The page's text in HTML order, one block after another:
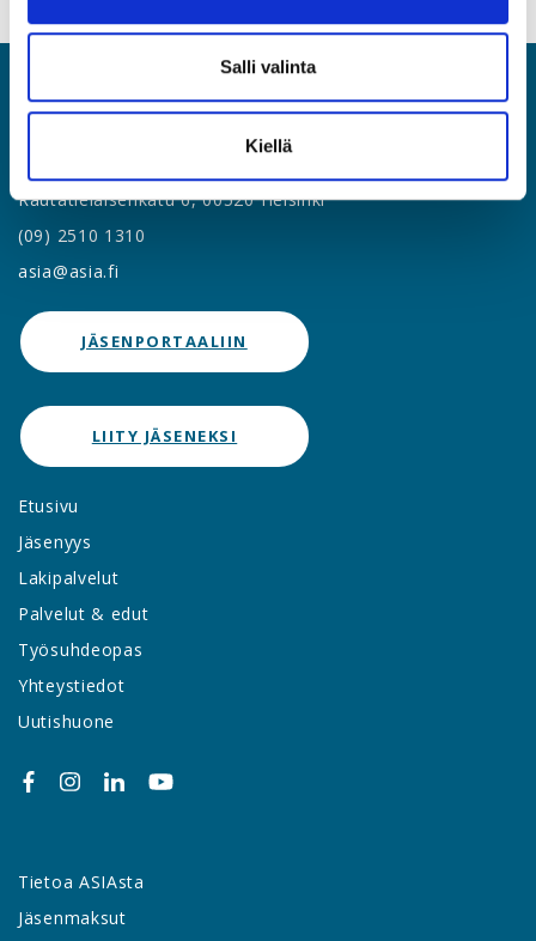
Salli valinta
Kiellä
ASIA
Rautatieläisenkatu 6, 00520 Helsinki
(09) 2510 1310
asia@asia.fi
JÄSENPORTAALIIN
LIITY JÄSENEKSI
Etusivu
Jäsenyys
Lakipalvelut
Palvelut & edut
Työsuhdeopas
Yhteystiedot
Uutishuone
Tietoa ASIAsta
Jäsenmaksut